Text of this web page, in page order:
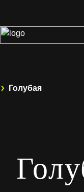
Голубая